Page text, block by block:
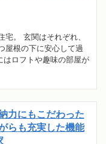
。 玄関はそれぞれ、
屋根の下に安心して過
はロフトや趣味の部屋が
力にもこだわった
らも充実した機能